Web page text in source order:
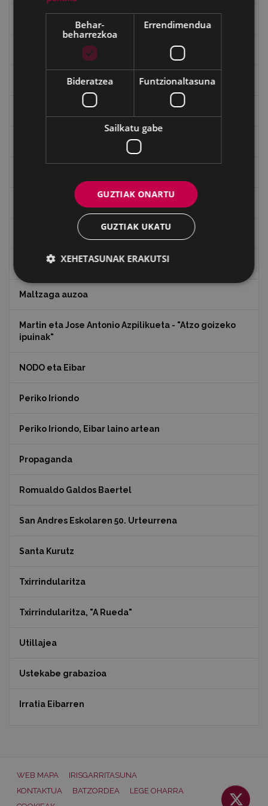
Gerra Zibilaren Interpretazio Zentroa
Gerrako umeak
Ignazio Zuloagaren margolanak Eibarko dendetan
Juan Antonio Palacios HARRIA
Julen Zabaletaren marrazkiak
Koko Dantzak
Maltzaga auzoa
Martin eta Jose Antonio Azpilikueta - "Atzo goizeko
ipuinak"
NODO eta Eibar
Periko Iriondo
Periko Iriondo, Eibar laino artean
Propaganda
Romualdo Galdos Baertel
San Andres Eskolaren 50. Urteurrena
Santa Kurutz
Txirrindularitza
Txirrindularitza, "A Rueda"
Utillajea
Ustekabe grabazioa
Irratia Eibarren
WEB MAPA
IRISGARRITASUNA
KONTAKTUA
BATZORDEA
LEGE OHARRA
Behar-
beharrezkoa
Errendimendua
Bideratzea Funtzionaltasuna
Sailkatu gabe
GUZTIAK ONARTU
GUZTIAK UKATU
XEHETASUNAK ERAKUTSI